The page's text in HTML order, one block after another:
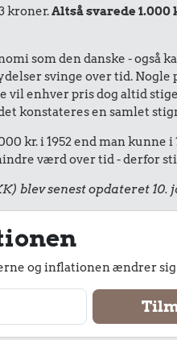
kroner.Altså svarede 1.000
som den danske - også
svinge over tid. Nogle
vil enhver pris dog altid
konstateres en samlet
kr. i 1952 end man kunne i
værd over tid - derfor
blev senest opdateret 10.
og inflationen ændrer sig